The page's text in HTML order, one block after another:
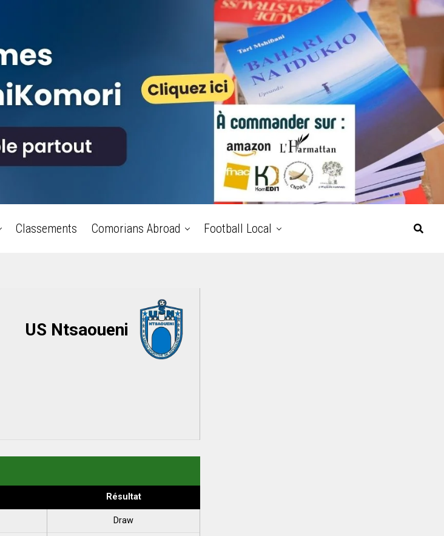
Classements Comorians Abroad Football Local
US Ntsaoueni
Résultat
Draw